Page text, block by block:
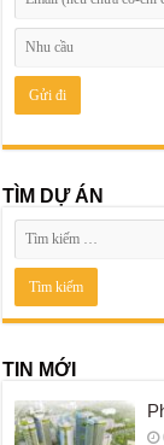
TÌM DỰ ÁN
TIN MỚI